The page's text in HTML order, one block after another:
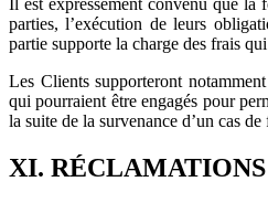
Il est expressément convenu que
parties, l’exécution de leurs
partie supporte la charge des frais
Les Clients supporteront
qui pourraient être engagés pour
la suite de la survenance d’un cas
XI. RÉCLAMATIONS